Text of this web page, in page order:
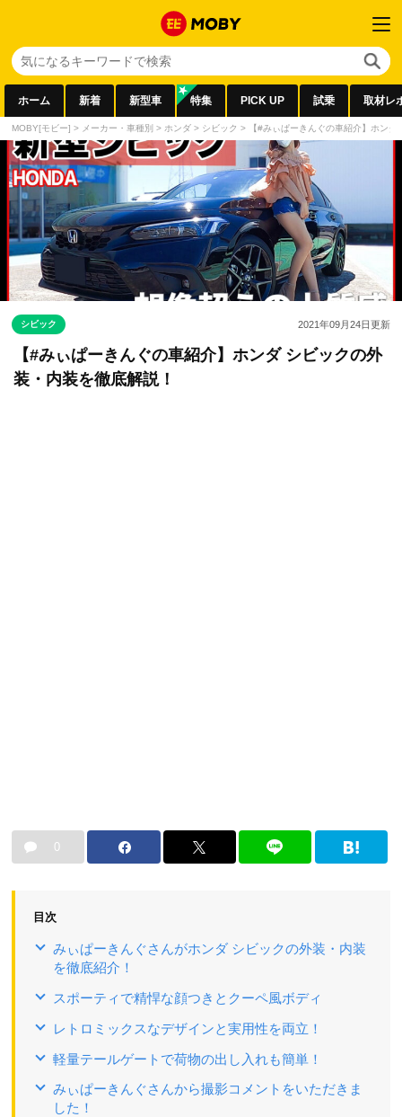
ホーム 新着 新型車 特集 PICK UP 試乗 取材レ
MOBY[モビー] > メーカー・車種別 > ホンダ > シビック > 【#みぃぱーきんぐの車紹介】ホン
シビック 2021年09月24日更新
【#みぃぱーきんぐの車紹介】ホンダ シビックの外
装・内装を徹底解説！
0
目次
みぃぱーきんぐさんがホンダ シビックの外装・内装
を徹底紹介！
スポーティで精悍な顔つきとクーペ風ボディ
レトロミックスなデザインと実用性を両立！
軽量テールゲートで荷物の出し入れも簡単！
みぃぱーきんぐさんから撮影コメントをいただきま
した！